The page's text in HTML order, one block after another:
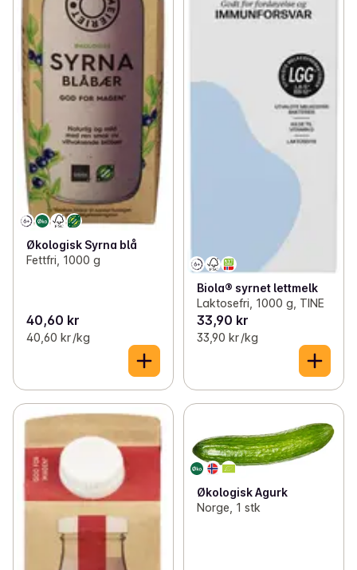
Økologisk Syrna blå
Fettfri, 1000 g
40,60 kr
40,60 kr /kg
Biola® syrnet lettmelk
Laktosefri, 1000 g, TINE
33,90 kr
33,90 kr /kg
Økologisk Agurk
Norge, 1 stk